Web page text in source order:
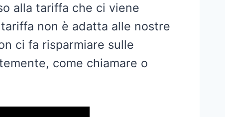
alla tariffa che ci viene
non è adatta alle nostre
ci fa risparmiare sulle
come chiamare o